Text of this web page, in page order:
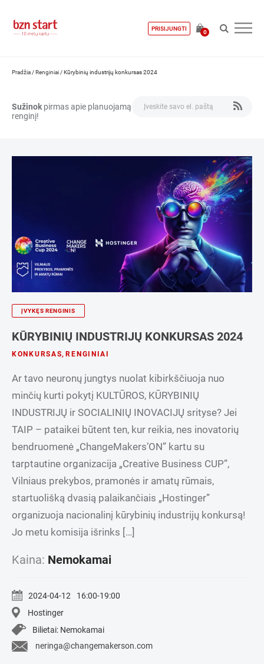
PRISIJUNGTI
0
Pradžia /Renginiai /Kūrybinių industrijų konkursas 2024
Sužinok pirmas apie planuojamą
renginį!
ĮVYKĘS RENGINIS
KŪRYBINIŲ INDUSTRIJŲ KONKURSAS 2024
KONKURSAS, RENGINIAI
Ar tavo neuronų jungtys nuolat kibirkščiuoja nuo
minčių kurti pokytį KULTŪROS, KŪRYBINIŲ
INDUSTRIJŲ ir SOCIALINIŲ INOVACIJŲ srityse? Jei
TAIP – pataikei būtent ten, kur reikia, nes inovatorių
bendruomenė „ChangeMakers’ON” kartu su
tarptautine organizacija „Creative Business CUP”,
Vilniaus prekybos, pramonės ir amatų rūmais,
startuolišką dvasią palaikančiais „Hostinger”
organizuoja nacionalinį kūrybinių industrijų konkursą!
Jo metu komisija išrinks […]
Kaina: Nemokamai
2024-04-12
16:00-19:00
Hostinger
Bilietai: Nemokamai
neringa@changemakerson.com